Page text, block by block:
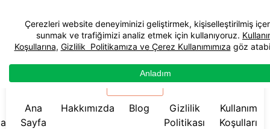
☰ Menü
Ana
Sayfa
Hakkımızda Blog
Gizlilik
Politikası
Kullanım
Koşulları